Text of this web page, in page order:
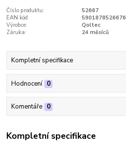
Číslo produktu:
52667
EAN kód:
5901878526676
Výrobce:
Qoltec
Záruka:
24 měsíců
Kompletní specifikace
Hodnocení 0
Komentáře 0
Kompletní specifikace